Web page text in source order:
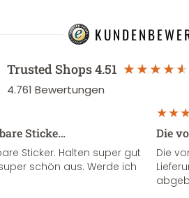
Trusted Shops4.51
4.761 Bewertungen
Sticke…
Sticker. Halten super gut
schön aus. Werde ich
Die
Die